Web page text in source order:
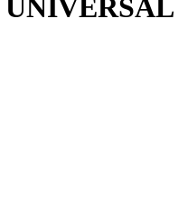
UNIVERSAL